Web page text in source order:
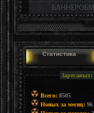
Статистика
Зареганых:
Всего:8505
Новых за месяц:96